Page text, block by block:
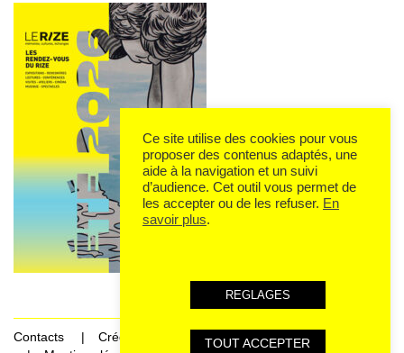
Contacts
Crédits
Ce site utilise des cookies pour vous
proposer des contenus adaptés, une
aide à la navigation et un suivi
d’audience. Cet outil vous permet de
les accepter ou de les refuser. En
savoir plus.
REGLAGES
TOUT ACCEPTER